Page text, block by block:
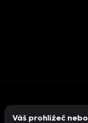
Váš prohlížeč